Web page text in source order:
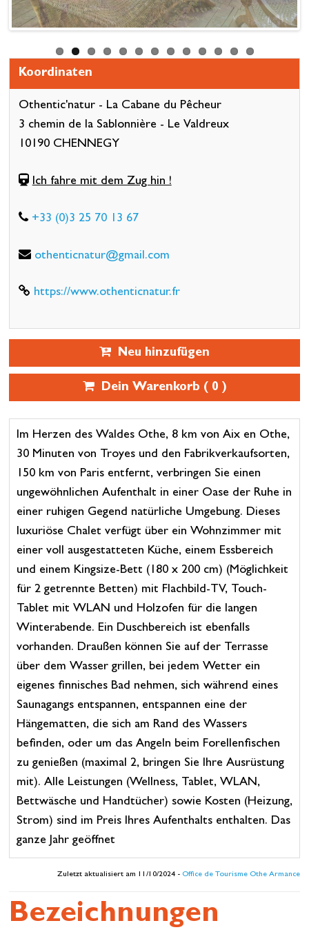
Koordinaten
Othentic'natur - La Cabane du Pêcheur
3 chemin de la Sablonnière - Le Valdreux
10190 CHENNEGY
Ich fahre mit dem Zug hin !
+33 (0)3 25 70 13 67
othenticnatur@gmail.com
https://www.othenticnatur.fr
Neu hinzufügen
Dein Warenkorb ( 0 )
Im Herzen des Waldes Othe, 8 km von Aix en Othe,
30 Minuten von Troyes und den Fabrikverkaufsorten,
150 km von Paris entfernt, verbringen Sie einen
ungewöhnlichen Aufenthalt in einer Oase der Ruhe in
einer ruhigen Gegend natürliche Umgebung. Dieses
luxuriöse Chalet verfügt über ein Wohnzimmer mit
einer voll ausgestatteten Küche, einem Essbereich
und einem Kingsize-Bett (180 x 200 cm) (Möglichkeit
für 2 getrennte Betten) mit Flachbild-TV, Touch-
Tablet mit WLAN und Holzofen für die langen
Winterabende. Ein Duschbereich ist ebenfalls
vorhanden. Draußen können Sie auf der Terrasse
über dem Wasser grillen, bei jedem Wetter ein
eigenes finnisches Bad nehmen, sich während eines
Saunagangs entspannen, entspannen eine der
Hängematten, die sich am Rand des Wassers
befinden, oder um das Angeln beim Forellenfischen
zu genießen (maximal 2, bringen Sie Ihre Ausrüstung
mit). Alle Leistungen (Wellness, Tablet, WLAN,
Bettwäsche und Handtücher) sowie Kosten (Heizung,
Strom) sind im Preis Ihres Aufenthalts enthalten. Das
ganze Jahr geöffnet
Zuletzt aktualisiert am 11/10/2024 - Office de Tourisme Othe Armance
Bezeichnungen